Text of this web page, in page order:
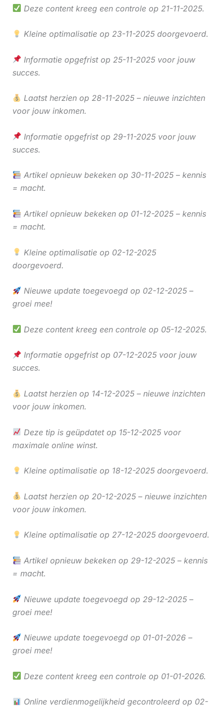
Deze content kreeg een controle op 21-11-2025.
Kleine optimalisatie op 23-11-2025 doorgevoerd.
Informatie opgefrist op 25-11-2025 voor jouw
succes.
Laatst herzien op 28-11-2025 – nieuwe inzichten
voor jouw inkomen.
Informatie opgefrist op 29-11-2025 voor jouw
succes.
Artikel opnieuw bekeken op 30-11-2025 – kennis
= macht.
Artikel opnieuw bekeken op 01-12-2025 – kennis
= macht.
Kleine optimalisatie op 02-12-2025
doorgevoerd.
Nieuwe update toegevoegd op 02-12-2025 –
groei mee!
Deze content kreeg een controle op 05-12-2025.
Informatie opgefrist op 07-12-2025 voor jouw
succes.
Laatst herzien op 14-12-2025 – nieuwe inzichten
voor jouw inkomen.
Deze tip is geüpdatet op 15-12-2025 voor
maximale online winst.
Kleine optimalisatie op 18-12-2025 doorgevoerd.
Laatst herzien op 20-12-2025 – nieuwe inzichten
voor jouw inkomen.
Kleine optimalisatie op 27-12-2025 doorgevoerd.
Artikel opnieuw bekeken op 29-12-2025 – kennis
= macht.
Nieuwe update toegevoegd op 29-12-2025 –
groei mee!
Nieuwe update toegevoegd op 01-01-2026 –
groei mee!
Deze content kreeg een controle op 01-01-2026.
Online verdienmogelijkheid gecontroleerd op 02-